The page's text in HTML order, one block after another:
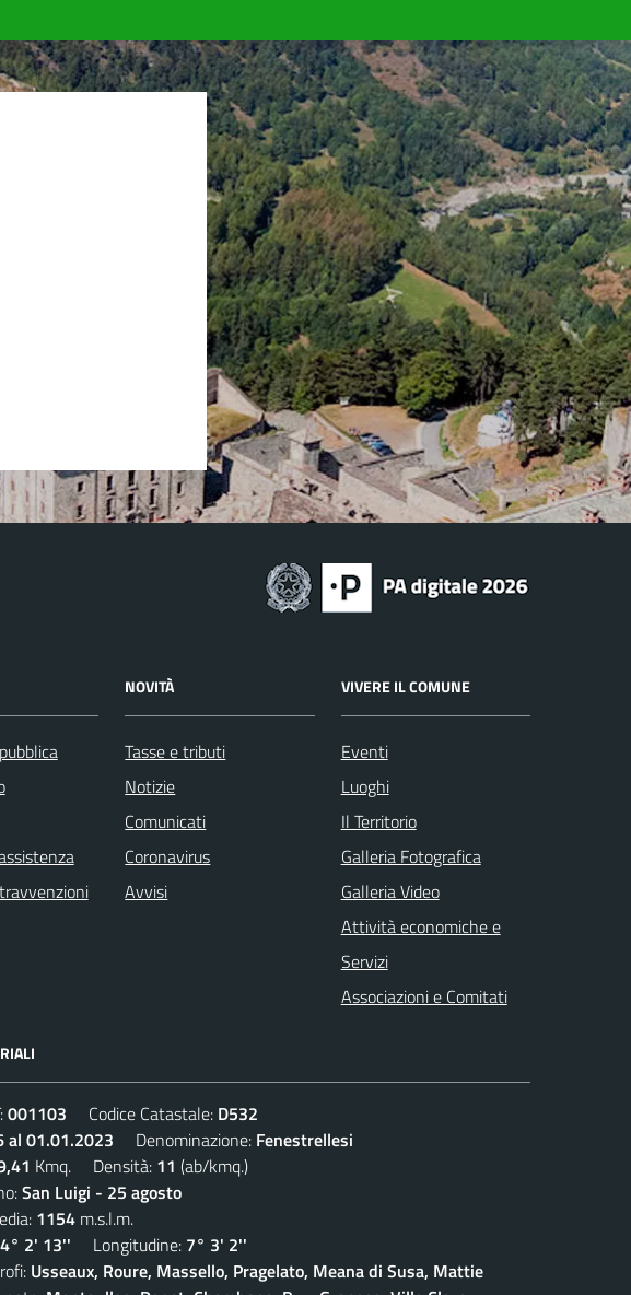
NOVITÀ
Tasse e tributi
Notizie
Comunicati
Coronavirus
Avvisi
VIVERE IL COMUNE
Eventi
Luoghi
Il Territorio
Galleria Fotografica
Galleria Video
Attività economiche e
Servizi
Associazioni e Comitati
001103 Codice Catastale: D532
al 01.01.2023 Denominazione: Fenestrellesi
Kmq. Densità: 11 (ab/kmq.)
San Luigi - 25 agosto
1154 m.s.l.m.
2' 13'' Longitudine: 7° 3' 2''
Usseaux, Roure, Massello, Pragelato, Meana di Susa, Mattie